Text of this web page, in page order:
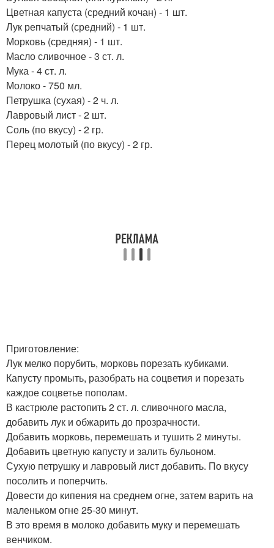
Цветная капуста (средний кочан) - 1 шт.
Лук репчатый (средний) - 1 шт.
Морковь (средняя) - 1 шт.
Масло сливочное - 3 ст. л.
Мука - 4 ст. л.
Молоко - 750 мл.
Петрушка (сухая) - 2 ч. л.
Лавровый лист - 2 шт.
Соль (по вкусу) - 2 гр.
Перец молотый (по вкусу) - 2 гр.
Приготовление:
Лук мелко порубить, морковь порезать кубиками.
Капусту промыть, разобрать на соцветия и порезать
каждое соцветье пополам.
В кастрюле растопить 2 ст. л. сливочного масла,
добавить лук и обжарить до прозрачности.
Добавить морковь, перемешать и тушить 2 минуты.
Добавить цветную капусту и залить бульоном.
Сухую петрушку и лавровый лист добавить. По вкусу
посолить и поперчить.
Довести до кипения на среднем огне, затем варить на
маленьком огне 25-30 минут.
В это время в молоко добавить муку и перемешать
венчиком.